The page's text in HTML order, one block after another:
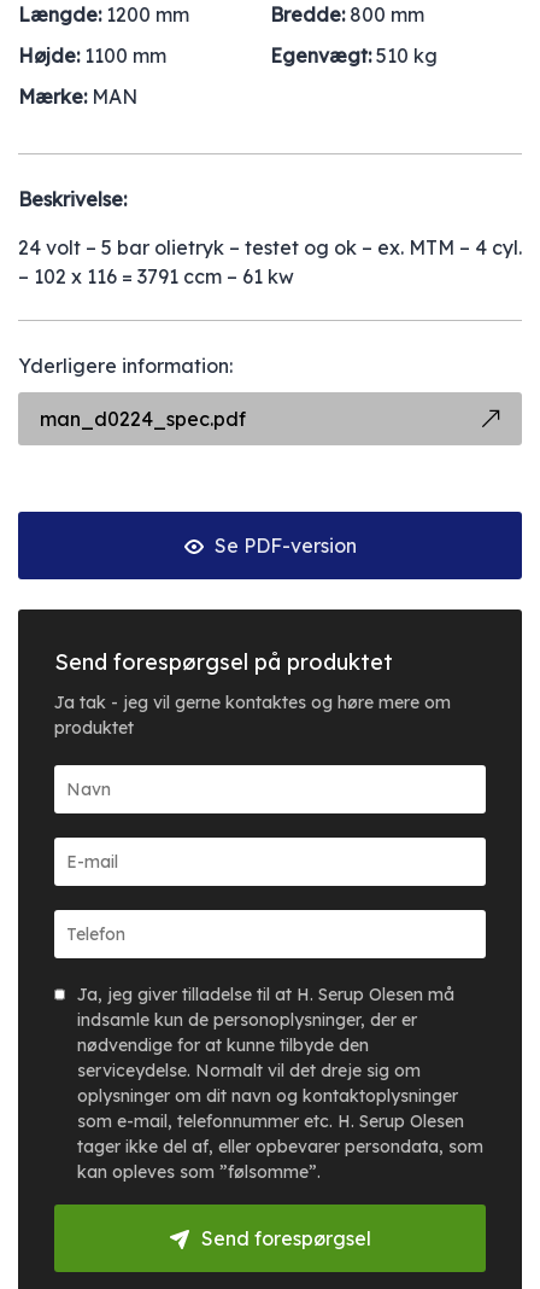
Længde: 1200 mm Bredde: 800 mm
Højde: 1100 mm Egenvægt:510 kg
Mærke: MAN
Beskrivelse:
24 volt – 5 bar olietryk – testet og ok – ex. MTM – 4 cyl.
– 102 x 116 = 3791 ccm – 61 kw
Yderligere information:
man_d0224_spec.pdf
Se PDF-version
Send forespørgsel på produktet
Ja tak - jeg vil gerne kontaktes og høre mere om
produktet
Ja, jeg giver tilladelse til at H. Serup Olesen må
indsamle kun de personoplysninger, der er
nødvendige for at kunne tilbyde den
serviceydelse. Normalt vil det dreje sig om
oplysninger om dit navn og kontaktoplysninger
som e-mail, telefonnummer etc. H. Serup Olesen
tager ikke del af, eller opbevarer persondata, som
kan opleves som ”følsomme”.
Send forespørgsel